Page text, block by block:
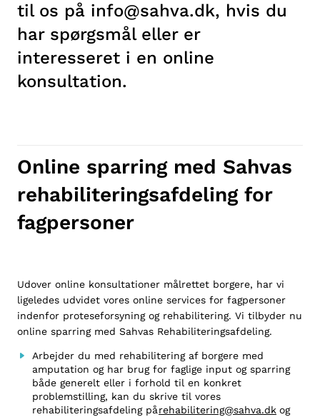
til os på info@sahva.dk, hvis du
har spørgsmål eller er
interesseret i en online
konsultation.
Online sparring med Sahvas
rehabiliteringsafdeling for
fagpersoner
Udover online konsultationer målrettet borgere, har vi
ligeledes udvidet vores online services for fagpersoner
indenfor proteseforsyning og rehabilitering. Vi tilbyder nu
online sparring med Sahvas Rehabiliteringsafdeling.
Arbejder du med rehabilitering af borgere med
amputation og har brug for faglige input og sparring
både generelt eller i forhold til en konkret
problemstilling, kan du skrive til vores
rehabiliteringsafdeling pårehabilitering@sahva.dk og